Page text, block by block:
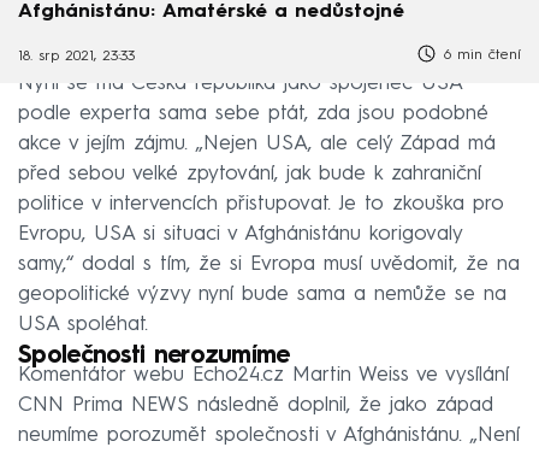
Afghánistánu: Amatérské a nedůstojné
18. srp 2021, 23:33 6 min čtení
Nyní se má Česká republika jako spojenec USA
podle experta sama sebe ptát, zda jsou podobné
akce v jejím zájmu. „Nejen USA, ale celý Západ má
před sebou velké zpytování, jak bude k zahraniční
politice v intervencích přistupovat. Je to zkouška pro
Evropu, USA si situaci v Afghánistánu korigovaly
samy,“ dodal s tím, že si Evropa musí uvědomit, že na
geopolitické výzvy nyní bude sama a nemůže se na
USA spoléhat.
Společnosti nerozumíme
Komentátor webu Echo24.cz Martin Weiss ve vysílání
CNN Prima NEWS následně doplnil, že jako západ
neumíme porozumět společnosti v Afghánistánu. „Není